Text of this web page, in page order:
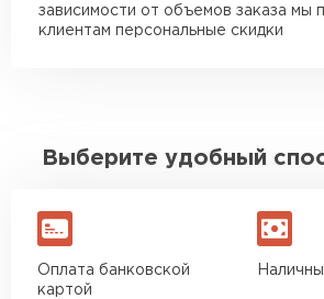
зависимости от объемов заказа мы
клиентам персональные скидки
Выберите удобный
Оплата банковской
картой